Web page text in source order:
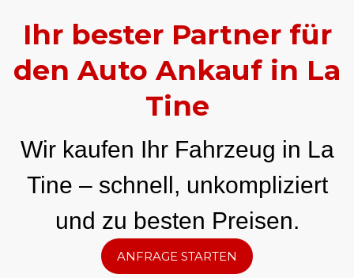
Ihr bester Partner für
den Auto Ankauf in La
Tine
Wir kaufen Ihr Fahrzeug in La
Tine – schnell, unkompliziert
und zu besten Preisen.
ANFRAGE STARTEN